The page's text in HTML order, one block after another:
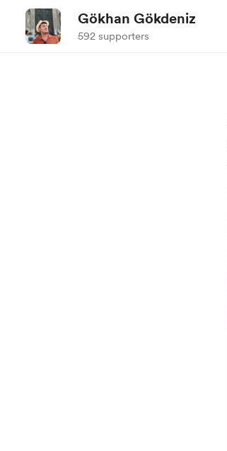
Gökhan Gökdeniz
592 supporters